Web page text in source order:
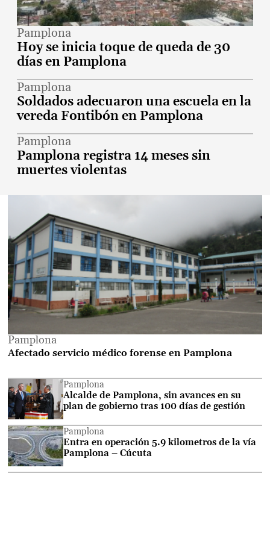
Pamplona
Hoy se inicia toque de queda de 30
días en Pamplona
Pamplona
Soldados adecuaron una escuela en la
vereda Fontibón en Pamplona
Pamplona
Pamplona registra 14 meses sin
muertes violentas
Pamplona
Afectado servicio médico forense en Pamplona
Pamplona
Alcalde de Pamplona, sin avances en su
plan de gobierno tras 100 días de gestión
Pamplona
Entra en operación 5.9 kilometros de la vía
Pamplona – Cúcuta